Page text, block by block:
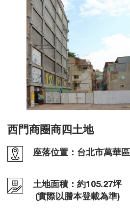
西門商圈商四土地
座落位置：台北市萬華
土地面積：
(實際以謄本登載為準)